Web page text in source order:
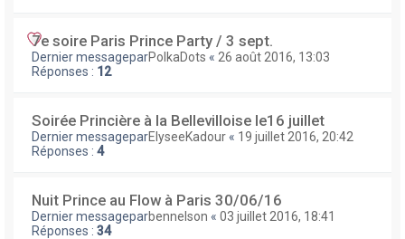
7e soire Paris Prince Party / 3 sept.
Dernier messageparPolkaDots « 26 août 2016, 13:03
Réponses : 12
Soirée Princière à la Bellevilloise le16 juillet
Dernier messageparElyseeKadour « 19 juillet 2016, 20:42
Réponses : 4
Nuit Prince au Flow à Paris 30/06/16
Dernier messageparbennelson « 03 juillet 2016, 18:41
Réponses : 34